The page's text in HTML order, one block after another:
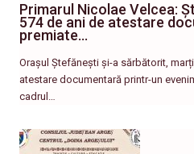
Primarul Nicolae Velcea:
574 de ani de atestare
premiate…
Orașul Ștefănești și-a sărbătorit,
atestare documentară printr-un
cadrul…